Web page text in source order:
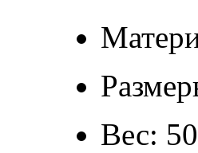
Вес: